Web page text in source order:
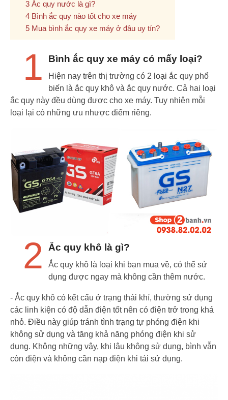
Ắc quy nước là gì?
Bình ắc quy nào tốt cho xe máy
Mua bình ắc quy xe máy ở đâu uy tín?
1 Bình ắc quy xe máy có mấy loại?
Hiện nay trên thị trường có 2 loại ắc quy phổ
biến là ắc quy khô và ắc quy nước. Cả hai loại
ắc quy này đều dùng được cho xe máy. Tuy nhiên mỗi
loại lại có những ưu nhược điểm riêng.
2 Ắc quy khô là gì?
Ắc quy khô là loại khi bạn mua về, có thể sử
dụng được ngay mà không cần thêm nước.
- Ắc quy khô có kết cấu ở trạng thái khí, thường sử dụng
các linh kiện có độ dẫn điện tốt nên có điện trở trong khá
nhỏ. Điều này giúp tránh tình trạng tự phóng điện khi
không sử dụng và tăng khả năng phóng điện khi sử
dụng. Không những vậy, khi lâu không sử dụng, bình vẫn
còn điện và không cần nạp điện khi tái sử dụng.